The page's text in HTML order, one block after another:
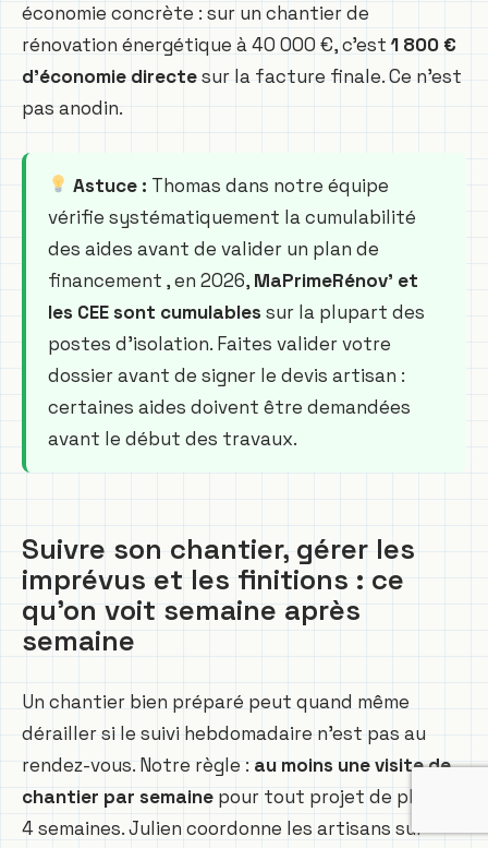
économie concrète : sur un chantier de
rénovation énergétique à 40 000 €, c’est 1 800 €
d’économie directesur la facture finale. Ce n’est
pas anodin.
Astuce : Thomas dans notre équipe
vérifie systématiquement la cumulabilité
des aides avant de valider un plan de
financement , en 2026, MaPrimeRénov’ et
les CEE sont cumulables sur la plupart des
postes d’isolation. Faites valider votre
dossier avant de signer le devis artisan :
certaines aides doivent être demandées
avant le début des travaux.
Suivre son chantier, gérer les
imprévus et les finitions : ce
qu’on voit semaine après
semaine
Un chantier bien préparé peut quand même
dérailler si le suivi hebdomadaire n’est pas au
rendez-vous. Notre règle : au moins une visite de
chantier par semaine pour tout projet de plus de
4 semaines. Julien coordonne les artisans sur